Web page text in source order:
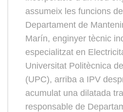
assumeix les funcions
Departament de
Marín, enginyer tècnic
especialitzat en
Universitat Politècnica
(UPC), arriba a IPV
acumulat una dilatada
responsable de